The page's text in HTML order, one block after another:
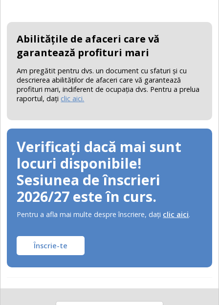
Abilităţile de afaceri care vă
garantează profituri mari
Am pregătit pentru dvs. un document cu sfaturi şi cu
descrierea abilităţilor de afaceri care vă garantează
profituri mari, indiferent de ocupaţia dvs. Pentru a prelua
raportul, daţi clic aici.
Verificați dacă mai sunt
locuri disponibile!
Sesiunea de înscrieri
2026/27 este în curs.
Pentru a afla mai multe despre înscriere, daţi clic aici.
Înscrie-te